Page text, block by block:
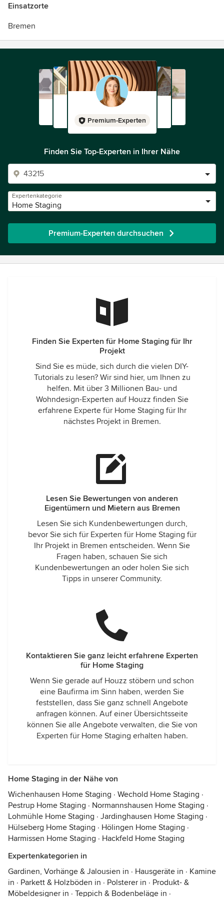
Einsatzorte
Bremen
Premium-Experten
Finden Sie Top-Experten in Ihrer Nähe
Expertenkategorie
Home Staging
Premium-Experten durchsuchen
Finden Sie Experten für Home Staging für Ihr
Projekt
Sind Sie es müde, sich durch die vielen DIY-
Tutorials zu lesen? Wir sind hier, um Ihnen zu
helfen. Mit über 3 Millionen Bau- und
Wohndesign-Experten auf Houzz finden Sie
erfahrene Experte für Home Staging für Ihr
nächstes Projekt in Bremen.
Lesen Sie Bewertungen von anderen
Eigentümern und Mietern aus Bremen
Lesen Sie sich Kundenbewertungen durch,
bevor Sie sich für Experten für Home Staging für
Ihr Projekt in Bremen entscheiden. Wenn Sie
Fragen haben, schauen Sie sich
Kundenbewertungen an oder holen Sie sich
Tipps in unserer Community.
Kontaktieren Sie ganz leicht erfahrene Experten
für Home Staging
Wenn Sie gerade auf Houzz stöbern und schon
eine Baufirma im Sinn haben, werden Sie
feststellen, dass Sie ganz schnell Angebote
anfragen können. Auf einer Übersichtsseite
können Sie alle Angebote verwalten, die Sie von
Experten für Home Staging erhalten haben.
Home Staging in der Nähe von
Wichenhausen Home Staging · Wechold Home Staging ·
Pestrup Home Staging · Normannshausen Home Staging ·
Lohmühle Home Staging · Jardinghausen Home Staging ·
Hülseberg Home Staging · Hölingen Home Staging ·
Harmissen Home Staging · Hackfeld Home Staging
Expertenkategorien in
Gardinen, Vorhänge & Jalousien in · Hausgeräte in · Kamine
in · Parkett & Holzböden in · Polsterer in · Produkt- &
Möbeldesigner in · Teppich & Bodenbeläge in ·